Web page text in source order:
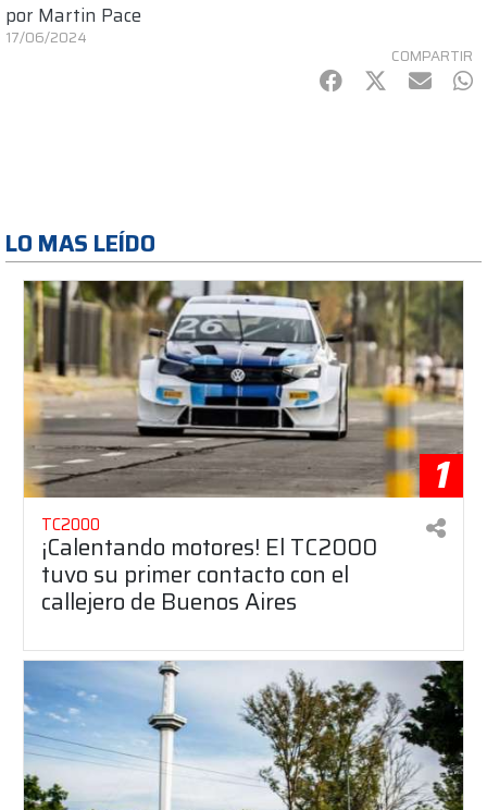
por Martin Pace
17/06/2024
COMPARTIR
Facebook
Twitter
mail
LO MAS LEÍDO
1
TC2000
¡Calentando motores! El TC2000
tuvo su primer contacto con el
callejero de Buenos Aires